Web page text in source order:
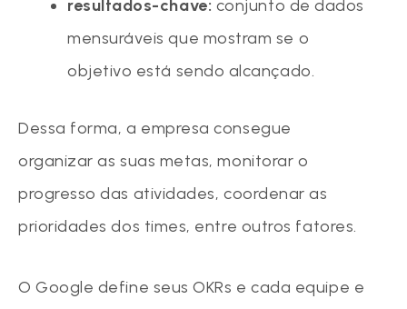
resultados-chave: conjunto de dados
mensuráveis que mostram se o
objetivo está sendo alcançado.
Dessa forma, a empresa consegue
organizar as suas metas, monitorar o
progresso das atividades, coordenar as
prioridades dos times, entre outros fatores.
O Google define seus OKRs e cada equipe e